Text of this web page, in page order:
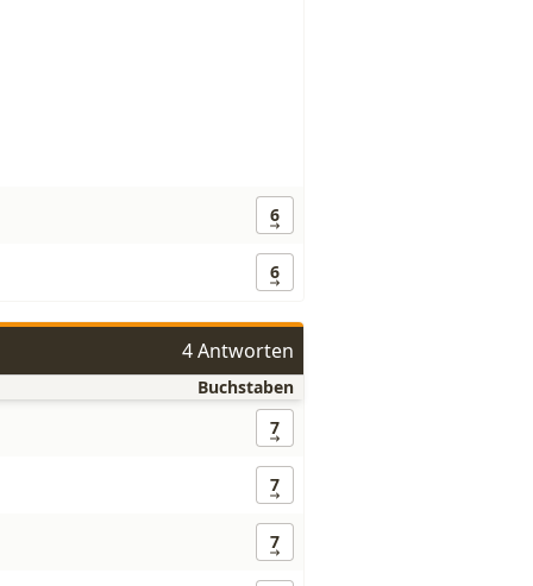
6
6
4 Antworten
Buchstaben
7
7
7